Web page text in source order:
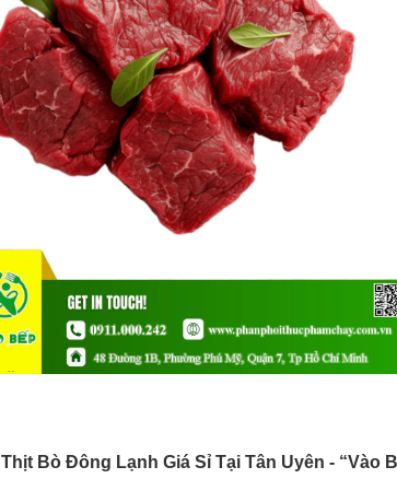
Thịt Bò Đông Lạnh Giá Sỉ Tại Tân Uyên - “Vào